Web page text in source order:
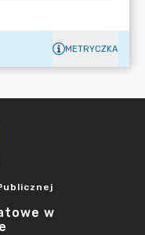
METRYCZKA
w